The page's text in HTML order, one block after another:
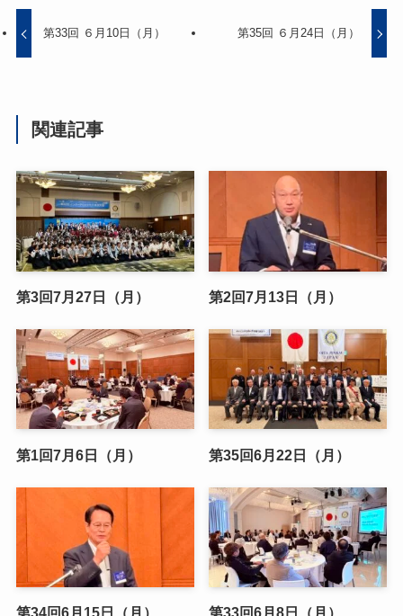
第33回 ６月10日（月） 第35回 ６月24日（月）
関連記事
第3回7月27日（月） 第2回7月13日（月）
第1回7月6日（月） 第35回6月22日（月）
第34回6月15日（月） 第33回6月8日（月）